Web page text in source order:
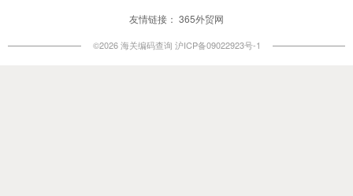
友情链接： 365外贸网
©2026 海关编码查询 沪ICP备09022923号-1